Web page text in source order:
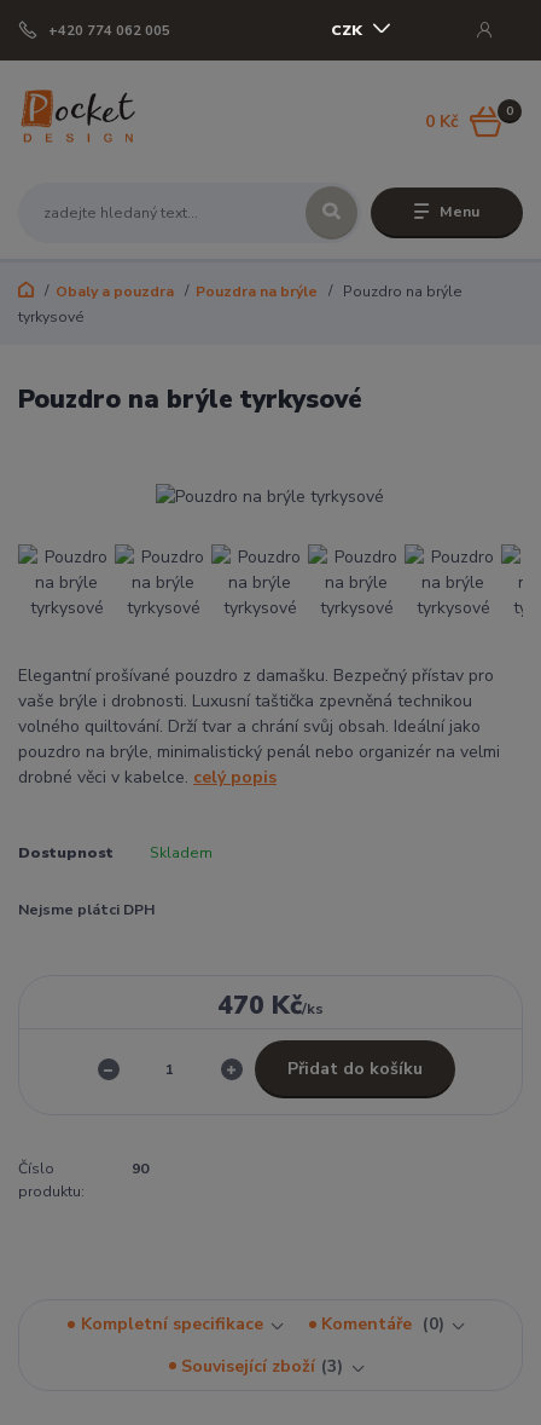
Menu
CZK
+420 774 062 005
0
0 Kč
Obaly a pouzdra Pouzdra na brýle
Pouzdro na brýle
tyrkysové
Pouzdro na brýle tyrkysové
Elegantní prošívané pouzdro z damašku. Bezpečný přístav pro
vaše brýle i drobnosti. Luxusní taštička zpevněná technikou
volného quiltování. Drží tvar a chrání svůj obsah. Ideální jako
pouzdro na brýle, minimalistický penál nebo organizér na velmi
drobné věci v kabelce. celý popis
Dostupnost Skladem
Nejsme plátci DPH
470 Kč/ks
Přidat do košíku
Číslo
produktu:
90
Kompletní specifikace Komentáře
0
Související zboží 3